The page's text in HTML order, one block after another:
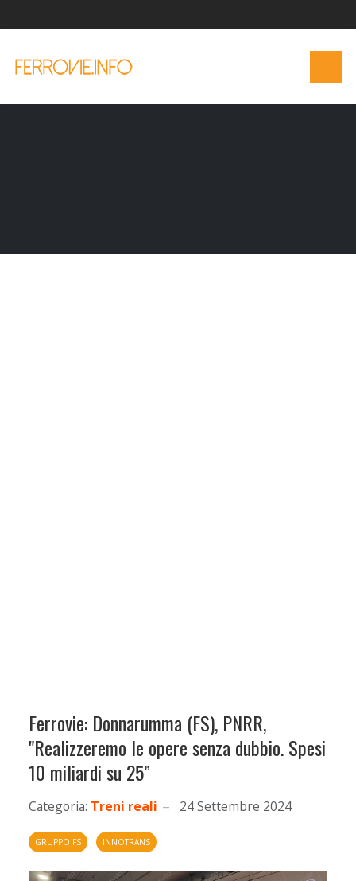
Ferrovie: Donnarumma (FS), PNRR,
"Realizzeremo le opere senza dubbio. Spesi
10 miliardi su 25”
Categoria: Treni reali 24 Settembre 2024
GRUPPO FS INNOTRANS